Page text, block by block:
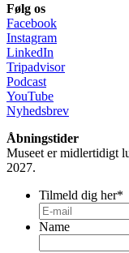
Følg os
Facebook
Instagram
LinkedIn
Tripadvisor
Podcast
YouTube
Nyhedsbrev
Åbningstider
Museet er midlertidigt
2027.
Tilmeld dig her*
Name